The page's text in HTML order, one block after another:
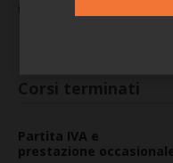
Corsi terminati
Partita IVA e
prestazione